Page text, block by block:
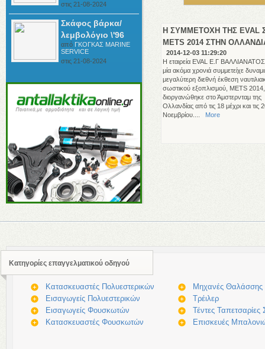
στις 21-08-2024
Σκάφος βάρκα/
λεμβολόγιο \'96
από ΓΚΟΓΚΑΣ ΜΑRINE
SERVICE
στις 21-08-2024
Η ΣΥΜΜΕΤΟΧΗ ΤΗΣ EVAL
METS 2014 ΣΤΗΝ
2014-12-03 11:29:20
Η εταιρεία EVAL Ε.Γ
μία ακόμα χρονιά συμμετείχε
μεγαλύτερη διεθνή έκθεση
σωστικού εξοπλισμού, METS
διοργανώθηκε στο Άμστερνταμ της
Ολλανδίας από τις 18 μέχρι και τις
Νοεμβρίου.... More
Κατηγορίες επαγγελματικού οδηγού
Κατασκευαστές Πολυεστερικών
Εισαγωγείς Πολυεστερικών
Εισαγωγείς Φουσκωτών
Κατασκευαστές Φουσκωτών
Μηχανές Θαλάσσης
Τρέιλερ
Τέντες
Επισκευές